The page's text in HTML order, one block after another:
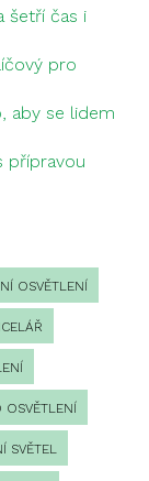
šetří čas i
pro
aby se lidem
přípravou
OSVĚTLENÍ
SVĚTEL